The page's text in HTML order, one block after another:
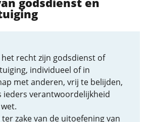
recht zijn godsdienst of
individueel of in
met anderen, vrij te belijden,
ieders verantwoordelijkheid
ter zake van de uitoefening van